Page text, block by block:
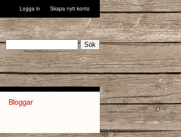
Logga in Skapa nytt konto
Bloggar